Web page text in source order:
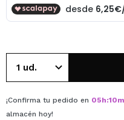
¡Confirma tu pedido en 05h:10m
almacén hoy!